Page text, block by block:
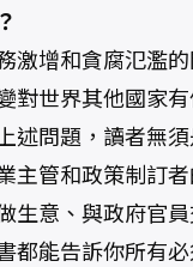
激增和貪腐氾濫
對世界其他國家
述問題，讀者無
主管和政策制訂
生意、與政府官
都能告訴你所有